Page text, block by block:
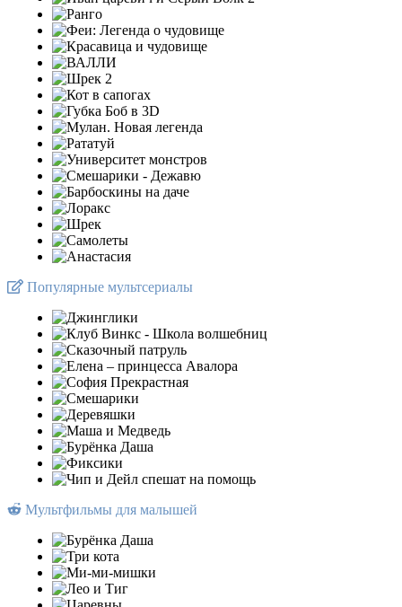
Популярные мультсериалы
Мультфильмы для малышей